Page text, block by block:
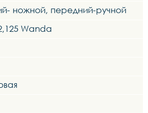
ножной, передний-ручной
Wanda